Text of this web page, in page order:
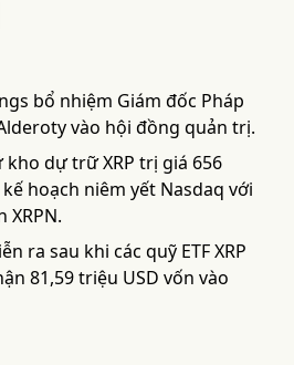
bổ nhiệm Giám đốc Pháp
vào hội đồng quản trị.
kho dự trữ XRP trị giá 656
hoạch niêm yết Nasdaq với
XRPN.
ra sau khi các quỹ ETF XRP
81,59 triệu USD vốn vào